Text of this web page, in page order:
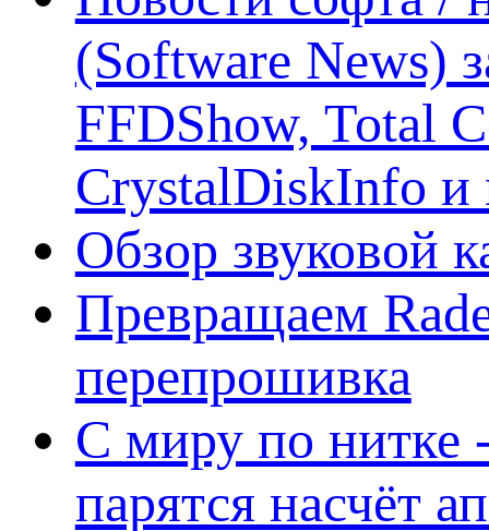
(Software News)
FFDShow, Total
CrystalDiskInfo и
Обзор звуковой
Превращаем
перепрошивка
С миру по нитке
парятся насчёт